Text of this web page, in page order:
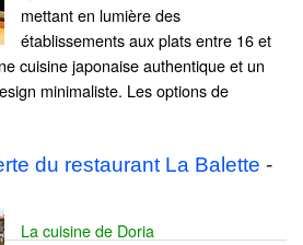
mettant en lumière des
établissements aux plats entre 16 et
cuisine japonaise authentique et un
minimaliste. Les options de
du restaurant La Balette -
La cuisine de Doria